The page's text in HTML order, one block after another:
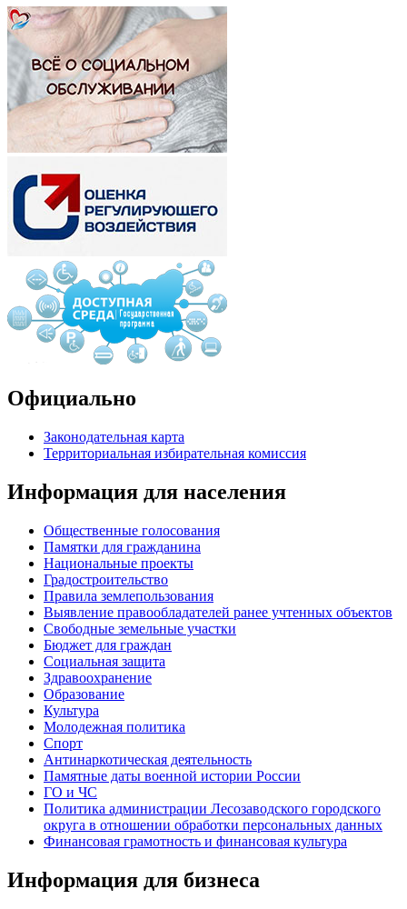
Официально
Законодательная карта
Территориальная избирательная комиссия
Информация для населения
Общественные голосования
Памятки для гражданина
Национальные проекты
Градостроительство
Правила землепользования
Выявление правообладателей ранее учтенных объектов
Свободные земельные участки
Бюджет для граждан
Социальная защита
Здравоохранение
Образование
Культура
Молодежная политика
Спорт
Антинаркотическая деятельность
Памятные даты военной истории России
ГО и ЧС
Политика администрации Лесозаводского городского
округа в отношении обработки персональных данных
Финансовая грамотность и финансовая культура
Информация для бизнеса